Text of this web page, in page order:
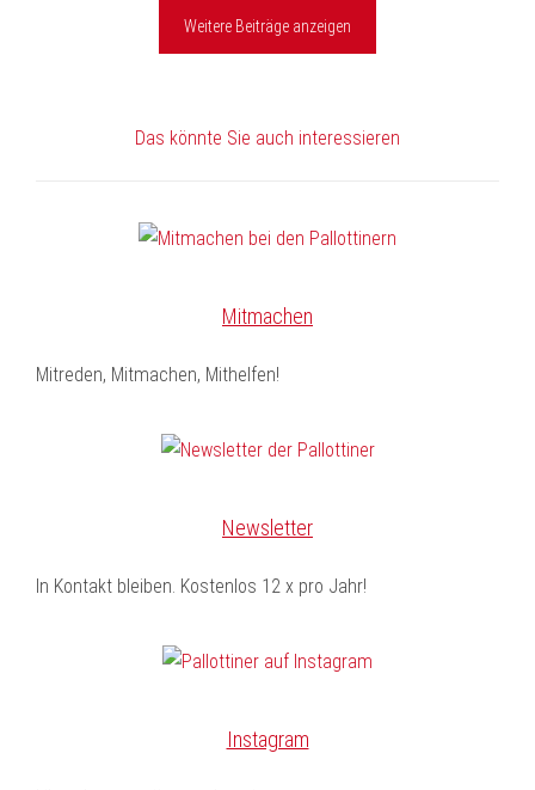
Weitere Beiträge anzeigen
Das könnte Sie auch interessieren
Mitmachen
Mitreden, Mitmachen, Mithelfen!
Newsletter
In Kontakt bleiben. Kostenlos 12 x pro Jahr!
Instagram